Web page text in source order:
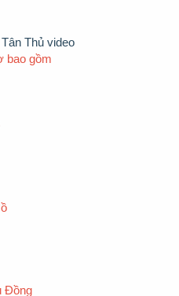
Thủ video
bao gồm
Đồng